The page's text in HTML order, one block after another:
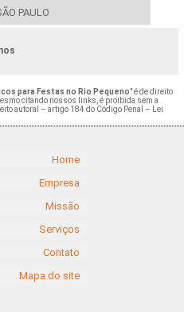
PAULO
para Festas no Rio Pequeno" é de direito
citando nossos links, é proibida sem a
autoral – artigo 184 do Código Penal –
Lei
Home
Empresa
Missão
Serviços
Contato
Mapa do site